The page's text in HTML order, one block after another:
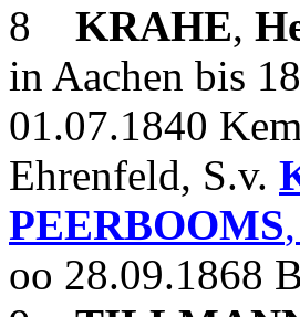
8 KRAHE,
in Aachen bis
01.07.1840
Ehrenfeld, S.v.
PEERBOOMS,
oo 28.09.1868